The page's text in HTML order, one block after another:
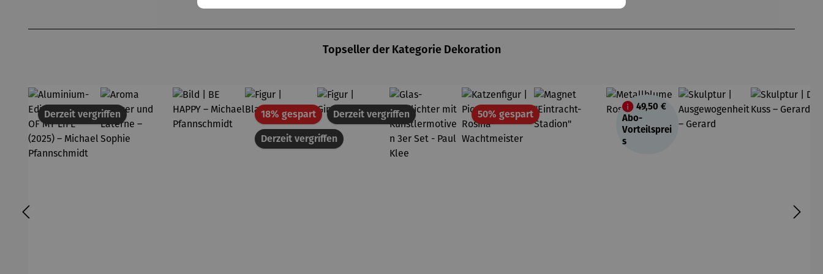
Topseller der Kategorie Dekoration
Derzeit vergriffen
Derzeit vergriffen
18% gespartRabattDerzeit vergriffen 50% gespartRabatt
49,50 €
Abo-
Vorteilsprei
s